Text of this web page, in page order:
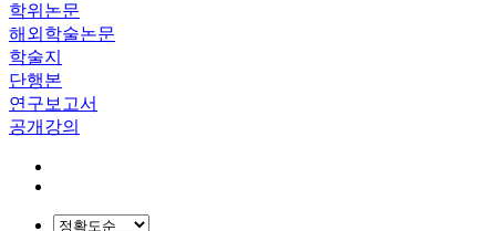
학위논문
해외학술논문
학술지
단행본
연구보고서
공개강의